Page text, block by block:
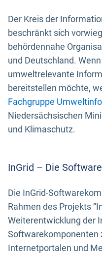
Der Kreis der
beschränkt sich
behördennahe
und Deutschland.
umweltrelevante
bereitstellen möchte,
Fachgruppe
Niedersächsischen
und Klimaschutz.
InGrid – Die
Die InGrid-
Rahmen des Projekts
Weiterentwicklung der
Softwarekomponenten
Internetportalen und